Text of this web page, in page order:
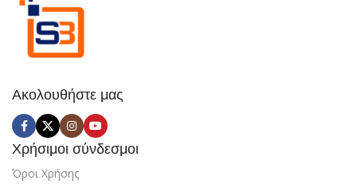
Ακολουθήστε μας
Χρήσιμοι σύνδεσμοι
Όροι Χρήσης